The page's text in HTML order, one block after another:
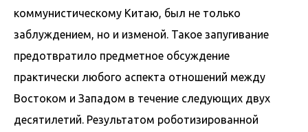
коммунистическому Китаю, был не только
заблуждением, но и изменой. Такое запугивание
предотвратило предметное обсуждение
практически любого аспекта отношений между
Востоком и Западом в течение следующих двух
десятилетий. Результатом роботизированной